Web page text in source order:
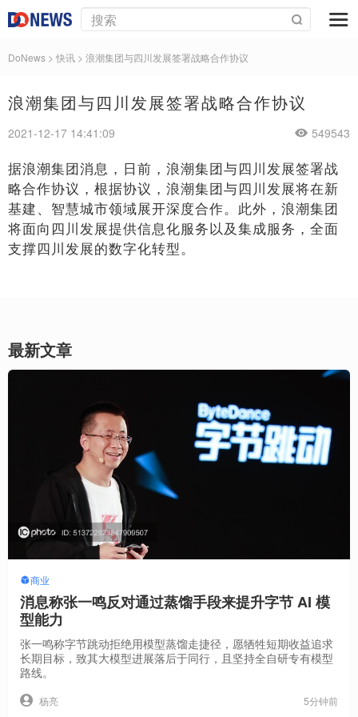
DoNews > 快讯 > 浪潮集团与四川发展签署战略合作协议
浪潮集团与四川发展签署战略合作协议
2021-12-17 14:41:09 549543
据浪潮集团消息，日前，浪潮集团与四川发展签署战
略合作协议，根据协议，浪潮集团与四川发展将在新
基建、智慧城市领域展开深度合作。此外，浪潮集团
将面向四川发展提供信息化服务以及集成服务，全面
支撑四川发展的数字化转型。
最新文章
商业
消息称张一鸣反对通过蒸馏手段来提升字节 AI 模
型能力
张一鸣称字节跳动拒绝用模型蒸馏走捷径，愿牺牲短期收益追求
长期目标，致其大模型进展落后于同行，且坚持全自研专有模型
路线。
杨亮 5分钟前